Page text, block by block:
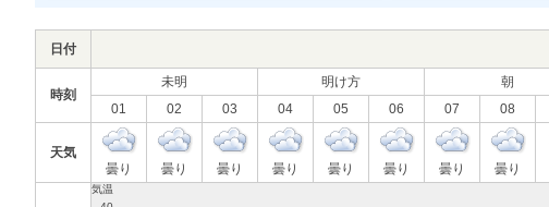
日付
時刻
未明 明け方 朝
01
02 03 04 05 06 07 08
天気
曇り
曇り 曇り 曇り 曇り 曇り 曇り 曇り